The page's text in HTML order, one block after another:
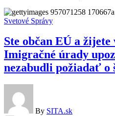
Svetové Správy
Ste občan EÚ a
Imigračné úrady
nezabudli požiadať o
By SITA.sk